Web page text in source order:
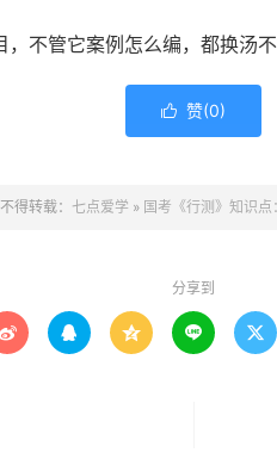
不管它案例怎么编，都换汤
 赞(0)
得转载： 七点爱学 » 国考《行测》知识
分享到
   